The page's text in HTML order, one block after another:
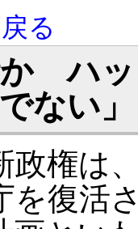
る
か ハ
ない」
権は
を復活